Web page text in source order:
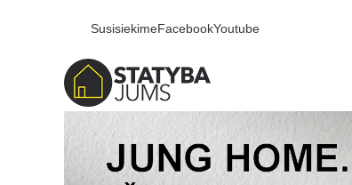
SusisiekimeFacebookYoutube